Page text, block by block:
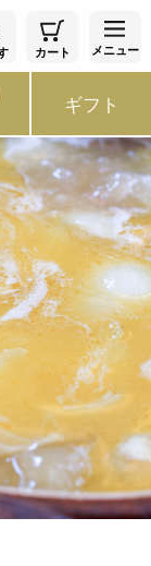
カート メニュー
ギフト